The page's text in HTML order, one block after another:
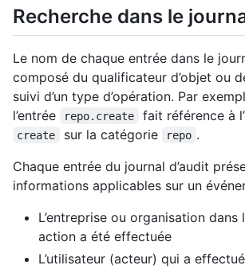
Recherche dans le
Le nom de chaque entrée dans le
composé du qualificateur d’objet ou
suivi d’un type d’opération. Par
l’entrée
repo.create fait référence à
create sur la catégorie repo .
Chaque entrée du journal d’audit
informations applicables sur un
L’entreprise ou organisation dans
action a été effectuée
L’utilisateur (acteur) qui a